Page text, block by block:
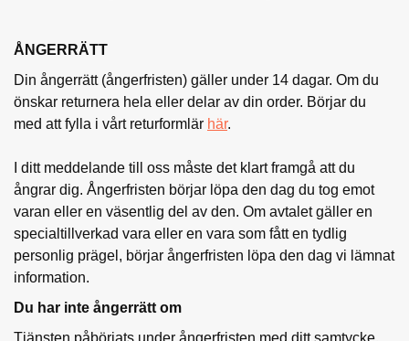
ÅNGERRÄTT
Din ångerrätt (ångerfristen) gäller under 14 dagar. Om du
önskar returnera hela eller delar av din order. Börjar du
med att fylla i vårt returformlär här.
I ditt meddelande till oss måste det klart framgå att du
ångrar dig. Ångerfristen börjar löpa den dag du tog emot
varan eller en väsentlig del av den. Om avtalet gäller en
specialtillverkad vara eller en vara som fått en tydlig
personlig prägel, börjar ångerfristen löpa den dag vi lämnat
information.
Du har inte ångerrätt om
Tjänsten påbörjats under ångerfristen med ditt samtycke,